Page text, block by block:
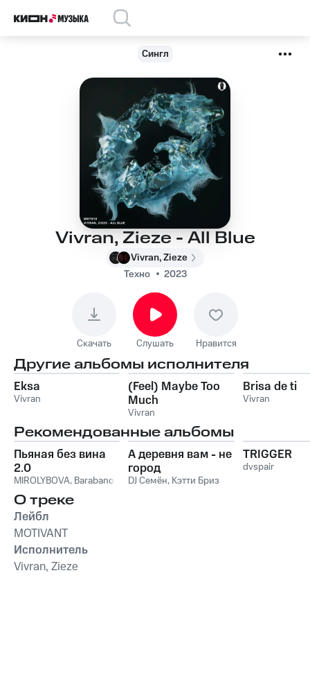
Сингл
Vivran, Zieze - All Blue
Vivran, Zieze
Техно
2023
Скачать Слушать Нравится
Другие альбомы исполнителя
Eksa
Vivran
(Feel) Maybe Too
Much
Vivran
Brisa de ti
Vivran
Рекомендованные альбомы
Пьяная без вина
2.0
MIROLYBOVA, Barabanov
А деревня вам - не
город
DJ Семён, Кэтти Бриз
TRIGGER
dvspair
О треке
Лейбл
MOTIVANT
Исполнитель
Vivran, Zieze